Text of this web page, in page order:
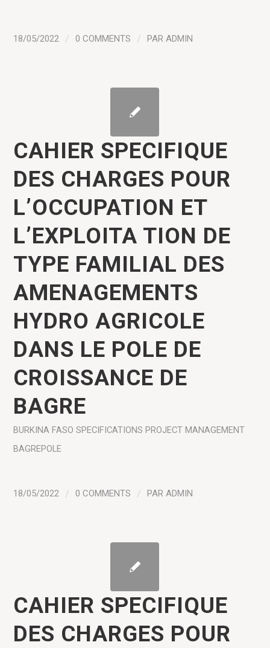
18/05/2022 / 0 COMMENTS / PARADMIN
CAHIER SPECIFIQUE
DES CHARGES POUR
L’OCCUPATION ET
L’EXPLOITA TION DE
TYPE FAMILIAL DES
AMENAGEMENTS
HYDRO AGRICOLE
DANS LE POLE DE
CROISSANCE DE
BAGRE
BURKINA FASO SPECIFICATIONS PROJECT MANAGEMENT
BAGREPOLE
18/05/2022 / 0 COMMENTS / PARADMIN
CAHIER SPECIFIQUE
DES CHARGES POUR